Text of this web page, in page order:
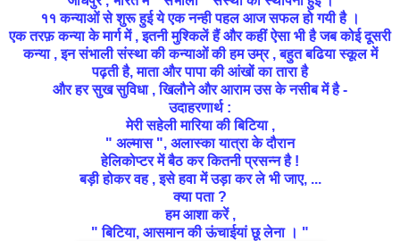
११ कन्याओं से शुरू हुई ये एक नन्ही पहल आज सफल हो गयी है ।
एक तरफ़ कन्या के मार्ग में , इतनी मुश्किलें हैं और कहीं ऐसा भी है जब कोई दूसरी
कन्या , इन संभाली संस्था की कन्याओं की हम उम्र , बहुत बढिया स्कूल में
पढ़ती है, माता और पापा की आंखों का तारा है
और हर सुख सुविधा , खिलौने और आरामउसके नसीब में है -
उदाहरणार्थ :
मेरी सहेली मारिया की बिटिया ,
" अल्मास ", अलास्का यात्रा के दौरान
हेलिकोप्टर में बैठ कर कितनी प्रसन्न है !
बड़ी होकर वह , इसे हवा में उड़ा कर ले भी जाए, ...
क्या पता ?
हम आशा करें ,
" बिटिया, आसमान की ऊंचाईयां छू लेना । "